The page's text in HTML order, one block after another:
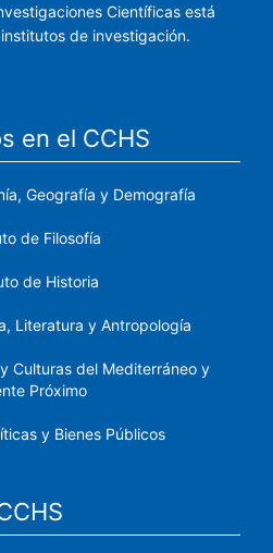
Científicas está
de investigación.
en el CCHS
Geografía y Demografía
de Filosofía
de Historia
Literatura y Antropología
Culturas del Mediterráneo y
Próximo
y Bienes Públicos